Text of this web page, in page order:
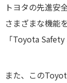
トヨタの先進安
さまざまな機能
「Toyota
また、この